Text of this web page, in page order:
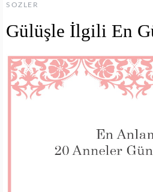
SOZLER
Gülüşle İlgili En